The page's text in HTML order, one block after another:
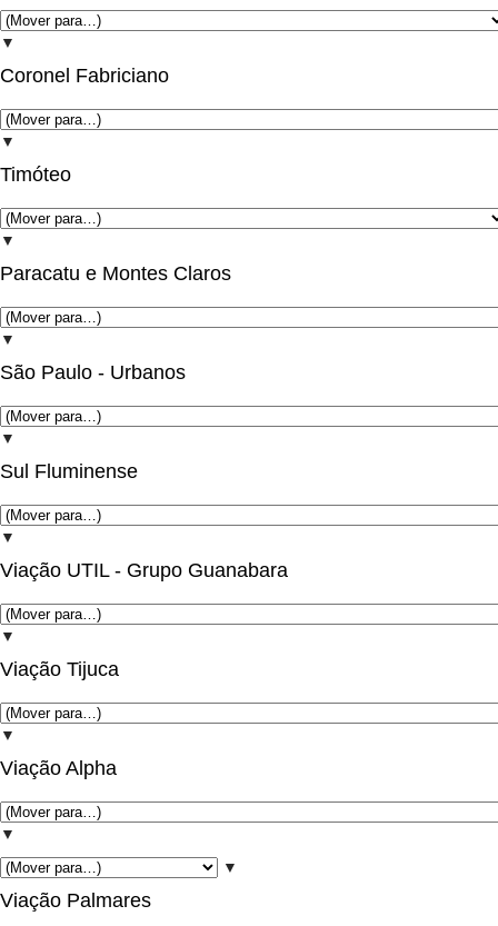
▼
Coronel Fabriciano
▼
Timóteo
▼
Paracatu e Montes Claros
▼
São Paulo - Urbanos
▼
Sul Fluminense
▼
Viação UTIL - Grupo Guanabara
▼
Viação Tijuca
▼
Viação Alpha
▼
▼
Viação Palmares